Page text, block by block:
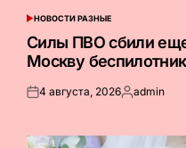
ОПУБЛИКОВАНО
В
НОВОСТИ РАЗНЫЕ
Силы ПВО сбили
Москву
Опубликовано
4 августа, 2026Запись
admin